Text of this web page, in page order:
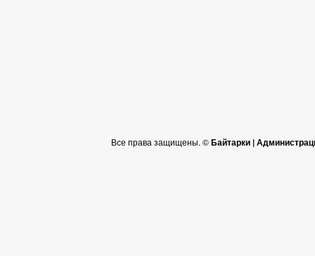
Все права защищены. ©Байтарки |